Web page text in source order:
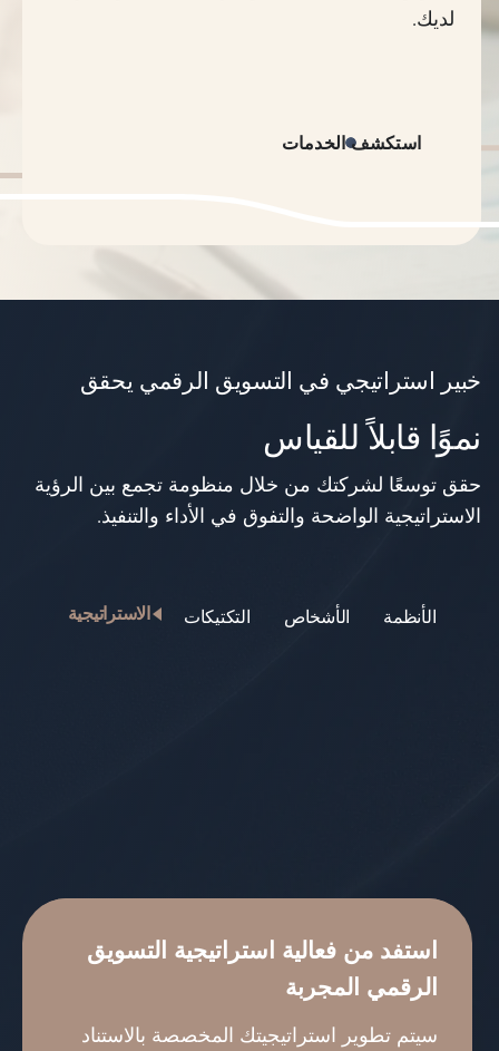
لديك.
استكشف الخدمات
خبير استراتيجي في التسويق الرقمي يحقق
نموًا قابلاً للقياس
حقق توسعًا لشركتك من خلال منظومة تجمع بين الرؤية
الاستراتيجية الواضحة والتفوق في الأداء والتنفيذ.
الاستراتيجية التكتيكات الأشخاص الأنظمة
استفد من فعالية استراتيجية التسويق
الرقمي المجربة
سيتم تطوير استراتيجيتك المخصصة بالاستناد